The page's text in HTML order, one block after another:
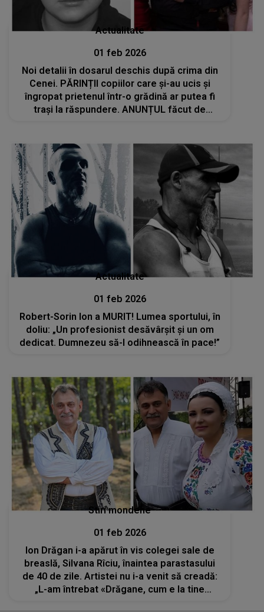
Actualitate
01 feb 2026
Noi detalii în dosarul deschis după crima din
Cenei. PĂRINȚII copiilor care și-au ucis și
îngropat prietenul într-o grădină ar putea fi
trași la răspundere. ANUNȚUL făcut de
Actualitate
01 feb 2026
Robert-Sorin Ion a MURIT! Lumea sportului, în
doliu: „Un profesionist desăvârșit și un om
dedicat. Dumnezeu să-l odihnească în pace!”
Stiri mondene
01 feb 2026
Ion Drăgan i-a apărut în vis colegei sale de
breaslă, Silvana Rîciu, înaintea parastasului
de 40 de zile. Artistei nu i-a venit să creadă:
„L-am întrebat «Drăgane, cum e la tine